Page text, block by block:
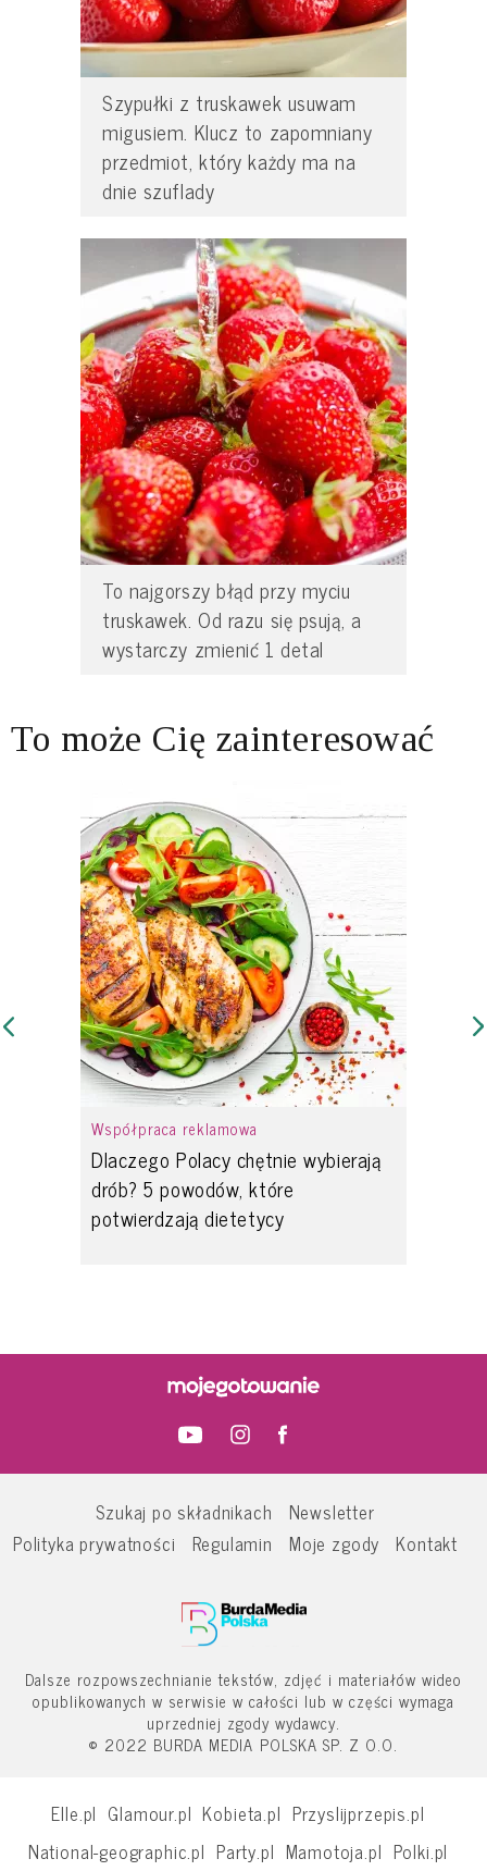
Szypułki z truskawek usuwam
migusiem. Klucz to zapomniany
przedmiot, który każdy ma na
dnie szuflady
To najgorszy błąd przy myciu
truskawek. Od razu się psują, a
wystarczy zmienić 1 detal
To może Cię zainteresować
Współpraca reklamowa
Dlaczego Polacy chętnie wybierają
drób? 5 powodów, które
potwierdzają dietetycy
Szukaj po składnikach
Newsletter
Polityka prywatności
Regulamin Moje zgody Kontakt
Dalsze rozpowszechnianie tekstów, zdjęć i materiałów wideo
opublikowanych w serwisie w całości lub w części wymaga
uprzedniej zgody wydawcy.
© 2022 BURDA MEDIA POLSKA SP. Z O.O.
Elle.pl Glamour.pl Kobieta.pl Przyslijprzepis.pl
National-geographic.pl Party.pl Mamotoja.pl Polki.pl